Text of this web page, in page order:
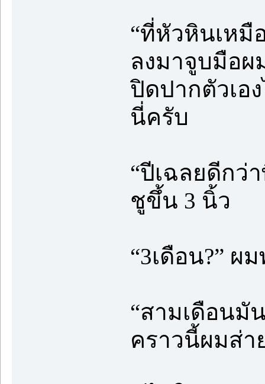
“ที่หัวหินเหมื
ลงมาจูบมือผ
ปิดปากตัวเอ
นี่ครับ
“ปีเฉลยดีกว่
ชูขึ้น 3 นิ้ว
“3เดือน?” ผ
“สามเดือนมั
คราวนี้ผมส่